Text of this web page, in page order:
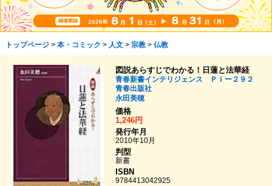
トップページ> 本・コミック > 人文> 宗教> 仏教
図説あらすじでわかる！日蓮と法華経
青春新書インテリジェンス ＰＩー２９２
青春出版社
永田美穂
価格
1,246円
発行年月
2010年10月
判型
新書
ISBN
9784413042925